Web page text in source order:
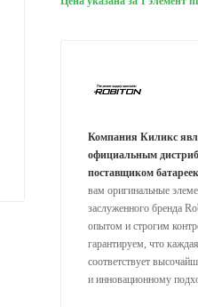
Компания Киликс
официальным
поставщиком
вам оригинальные
заслуженного бренда
опытом и строгим
гарантируем, что
соответствует
и инновационному